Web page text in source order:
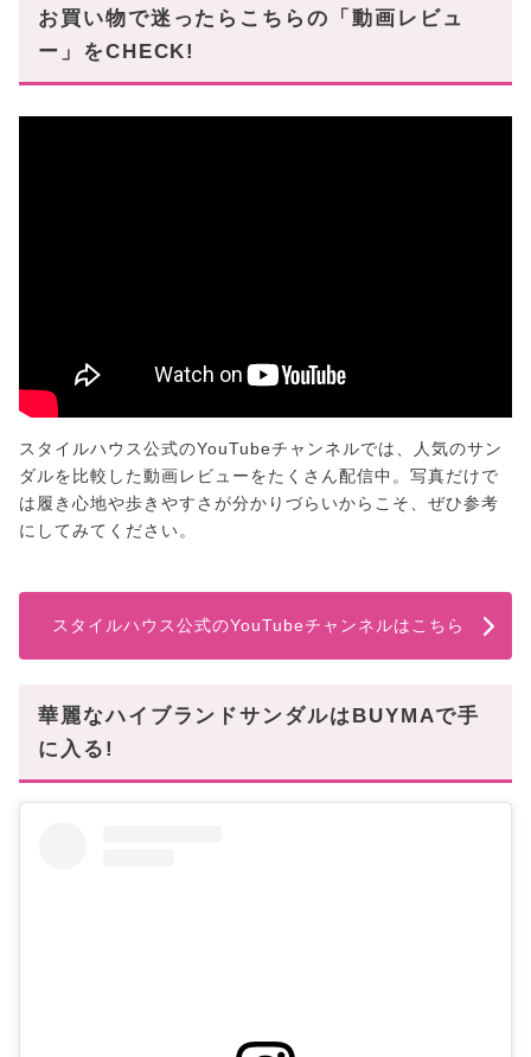
お買い物で迷ったらこちらの「動画レビュ
ー」をCHECK!
スタイルハウス公式のYouTubeチャンネルでは、人気のサン
ダルを比較した動画レビューをたくさん配信中。写真だけで
は履き心地や歩きやすさが分かりづらいからこそ、ぜひ参考
にしてみてください。
スタイルハウス公式のYouTubeチャンネルはこちら
華麗なハイブランドサンダルはBUYMAで手
に入る!